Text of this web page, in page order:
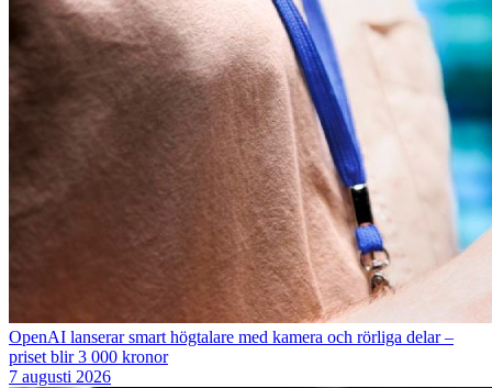
OpenAI lanserar smart högtalare med kamera och rörliga delar –
priset blir 3 000 kronor
7 augusti 2026